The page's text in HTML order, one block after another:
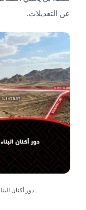
عن التعديلات.
ـ دور أكنان